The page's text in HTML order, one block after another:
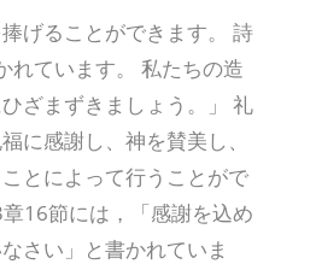
げることができます。 詩
れています。 私たちの造
ざまずきましょう。」 礼
に感謝し、神を賛美し、
とによって行うことがで
16節には，「感謝を込め
さい」と書かれていま